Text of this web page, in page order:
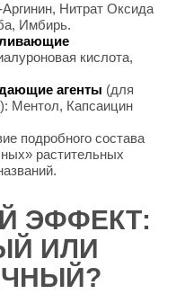
Аргинин, Нитрат Оксида
Имбирь.
кислота,
агенты (для
Ментол, Капсаицин
подробного состава
растительных
ЭФФЕКТ:
ИЛИ